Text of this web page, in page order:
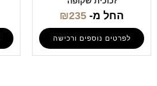
החל מ- ₪235
לפרטים נוספים ורכישה